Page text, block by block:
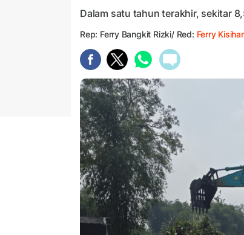
Dalam satu tahun terakhir, sekitar
Rep: Ferry Bangkit Rizki/ Red: Ferry